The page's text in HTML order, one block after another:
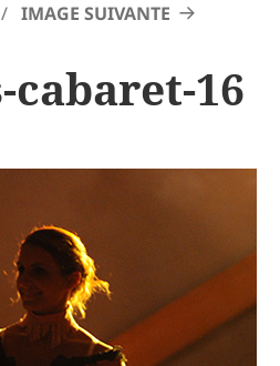
IMAGE SUIVANTE
16